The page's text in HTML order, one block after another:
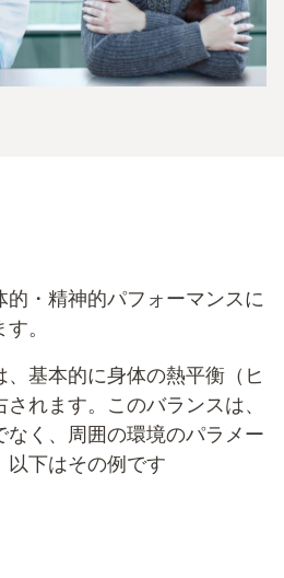
・精神的パフォーマンスに
。
、基本的に身体の熱平衡（ヒ
れます。このバランスは、
く、周囲の環境のパラメー
以下はその例です